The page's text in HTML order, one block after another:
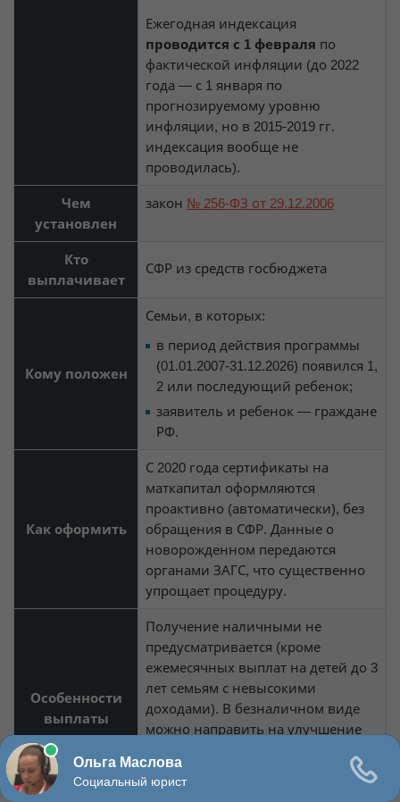
Ежегодная индексация
проводится с 1 февраля по
фактической инфляции (до 2022
года — с 1 января по
прогнозируемому уровню
инфляции, но в 2015-2019 гг.
индексация вообще не
проводилась).
Чем
установлен
закон № 256-ФЗ от 29.12.2006
Кто
выплачивает
СФР из средств госбюджета
Кому положен
Семьи, в которых:
в период действия программы
(01.01.2007-31.12.2026) появился 1,
2 или последующий ребенок;
заявитель и ребенок — граждане
РФ.
Как оформить
С 2020 года сертификаты на
маткапитал оформляются
проактивно (автоматически), без
обращения в СФР. Данные о
новорожденном передаются
органами ЗАГС, что существенно
упрощает процедуру.
Особенности
выплаты
Получение наличными не
предусматривается (кроме
ежемесячных выплат на детей до 3
лет семьям с невысокими
доходами). В безналичном виде
можно направить на улучшение
адаптацию детей-инвалидов и
другие нужды.